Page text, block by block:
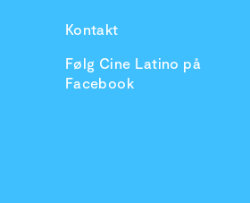
Kontakt
Følg Cine Latino på
Facebook